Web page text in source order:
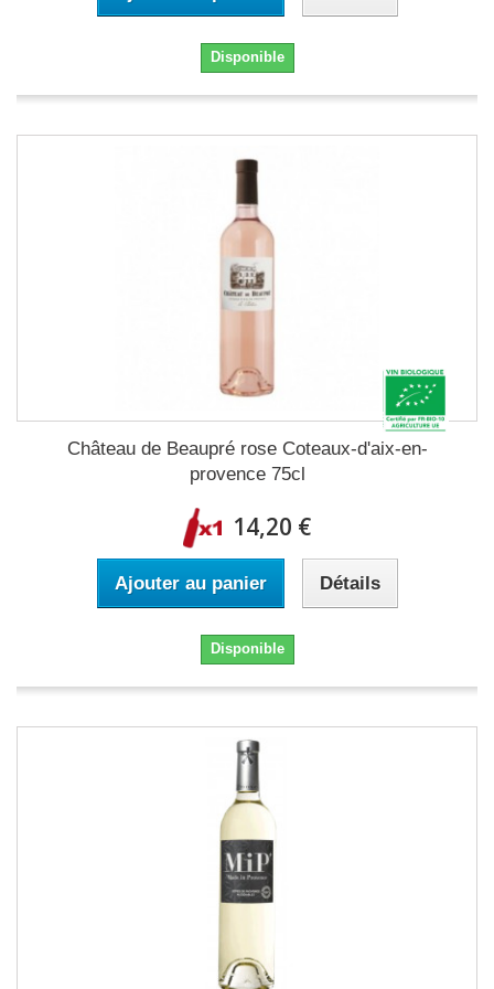
Disponible
Château de Beaupré rose Coteaux-d'aix-en-
provence 75cl
14,20 €
Ajouter au panier Détails
Disponible